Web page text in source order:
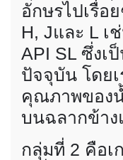
อักษรไปเรื่อ
H, Jและ L เ
API SL ซึ่งเ
ปัจจุบัน โดย
คุณภาพของ
บนฉลากข้า
กลุ่มที่ 2 คือ